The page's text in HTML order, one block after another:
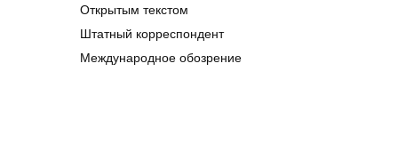
Открытым текстом
Штатный корреспондент
Международное обозрение